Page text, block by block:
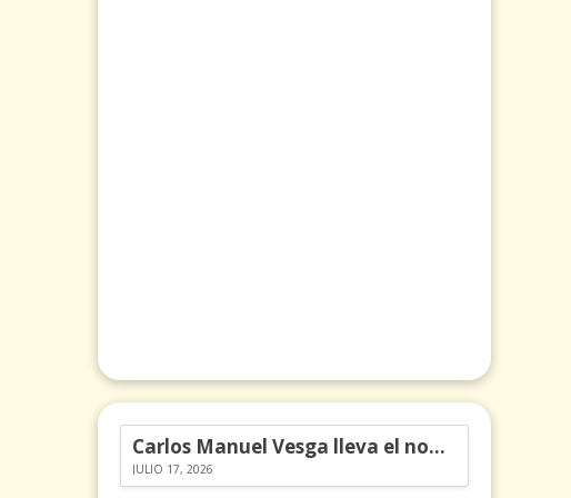
Carlos Manuel Vesga lleva el nombre de Colombia a los Emmy
JULIO 17, 2026